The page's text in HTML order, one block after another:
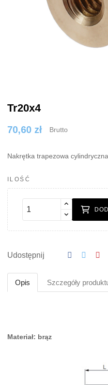
Tr20x4
70,60 zł Brutto
Nakrętka trapezowa
ILOŚĆ
Udostępnij
Opis Szczegóły
Materiał: brąz